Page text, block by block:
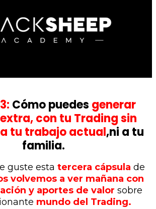
Cómo puedes generar
con tu Trading sin
tu trabajo actual,ni a tu
familia.
guste esta tercera cápsula de
volvemos a ver mañana con
y aportes de valor sobre
mundo del Trading.